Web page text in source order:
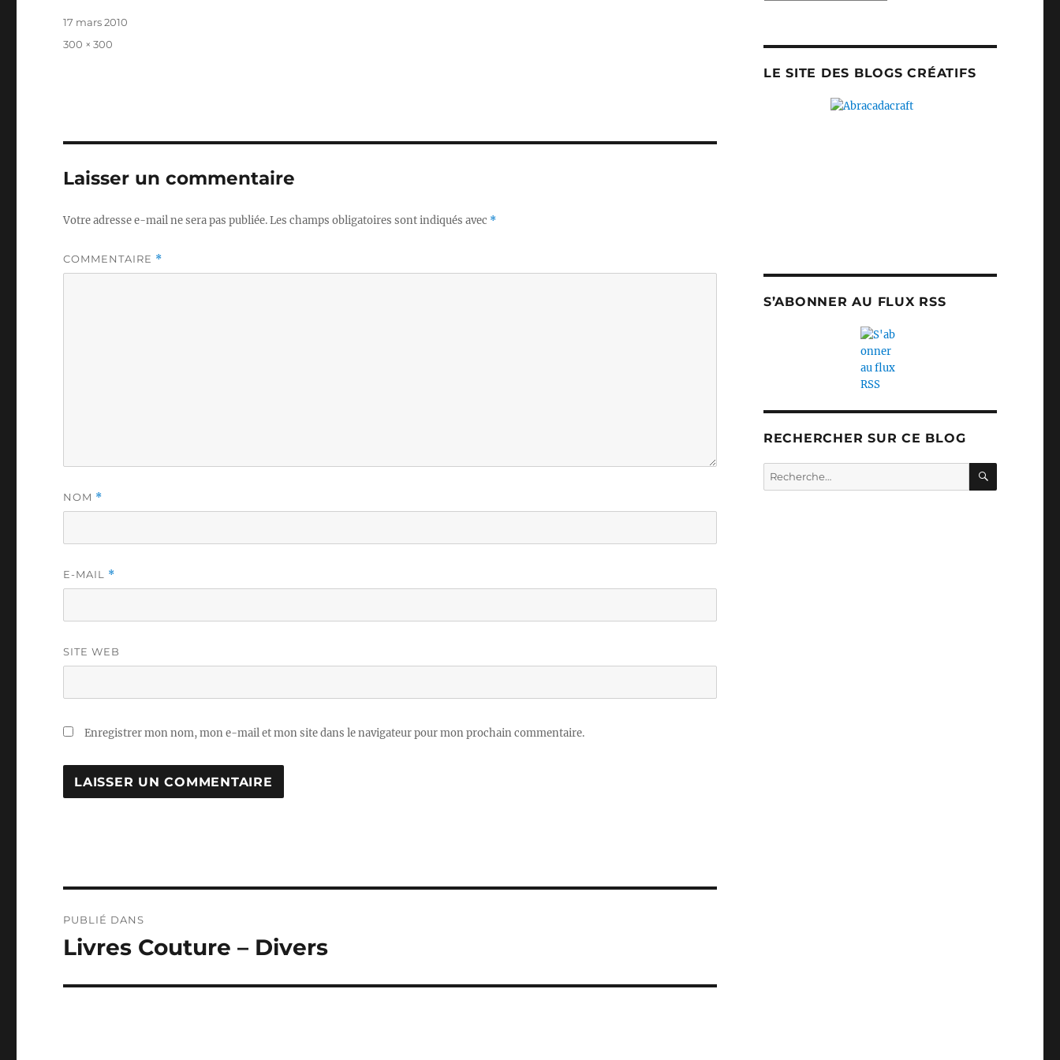
Publié
17 mars 2010
Taille
300 × 300
Laisser un commentaire
Votre adresse e-mail ne sera pas publiée.Les champs obligatoires sont indiqués avec *
COMMENTAIRE *
NOM *
E-MAIL *
SITE WEB
Enregistrer mon nom, mon e-mail et mon site dans le navigateur pour mon prochain commentaire.
de
PUBLIÉ DANS
Livres Couture – Divers
LE SITE DES BLOGS CRÉATIFS
S’ABONNER AU FLUX RSS
RECHERCHER SUR CE BLOG
Recherche
pour :